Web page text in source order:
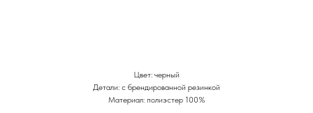
Цвет: черный
Детали: с брендированной резинкой
Материал: полиэстер 100%